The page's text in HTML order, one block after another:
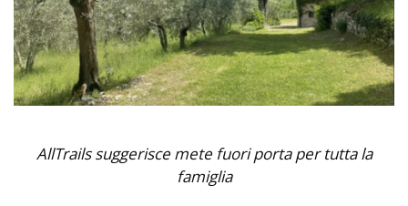
AllTrails suggerisce mete fuori porta per tutta la
famiglia